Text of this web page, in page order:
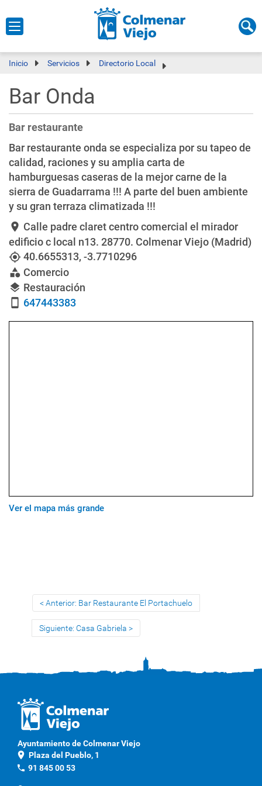
Inicio Servicios Directorio Local
Bar Onda
Bar restaurante
Bar restaurante onda se especializa por su tapeo de
calidad, raciones y su amplia carta de
hamburguesas caseras de la mejor carne de la
sierra de Guadarrama !!! A parte del buen ambiente
y su gran terraza climatizada !!!
Ver el mapa más grande
location_on Calle padre claret centro comercial el mirador
edificio c local n13. 28770. Colmenar Viejo (Madrid)
my_location40.6655313, -3.7710296
category Comercio
layers Restauración
smartphone 647443383
Anterior: Bar Restaurante El Portachuelo
Siguiente: Casa Gabriela
Ayuntamiento de Colmenar Viejo
location_on Plaza del Pueblo, 1
phone 91 845 00 53